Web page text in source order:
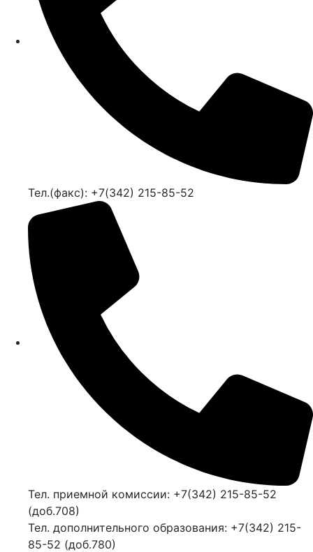
Тел.(факс): +7(342) 215-85-52
Тел. приемной комиссии: +7(342) 215-85-52
(доб.708)
Тел. дополнительного образования: +7(342) 215-
85-52 (доб.780)